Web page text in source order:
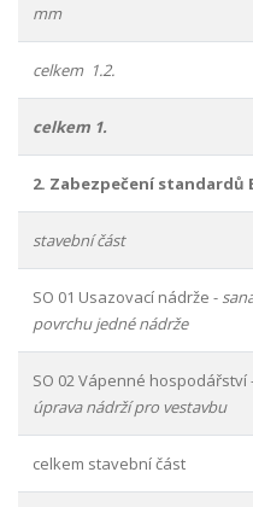
mm
celkem 1.2.
celkem 1.
2. Zabezpečení standardů
stavební část
SO 01 Usazovací nádrže -
povrchu jedné nádrže
SO 02 Vápenné hospodářství
úprava nádrží pro vestavbu
celkem stavební část